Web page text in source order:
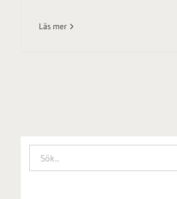
Läs mer
Sök
efter: